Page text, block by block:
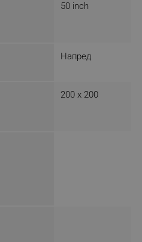
50 inch
Напред
200 x 200
Ефективност